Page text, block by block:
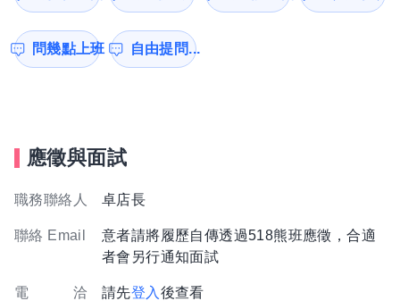
問幾點上班 自由提問...
應徵與面試
職務聯絡人 卓店長
聯絡 Email
意者請將履歷自傳透過518熊班應徵，合適
者會另行通知面試
電 洽 請先登入 後查看